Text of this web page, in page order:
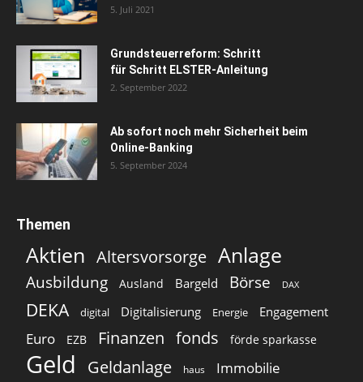
5. Juli 2021
Grundsteuerreform: Schritt
für Schritt ELSTER-Anleitung
2. September 2022
Ab sofort noch mehr Sicherheit beim
Online-Banking
5. September 2024
Themen
Aktien Altersvorsorge Anlage
Ausbildung Ausland Bargeld Börse DAX
DEKA digital Digitalisierung Energie Engagement
Euro EZB Finanzen fonds förde sparkasse
Geld Geldanlage haus Immobilie